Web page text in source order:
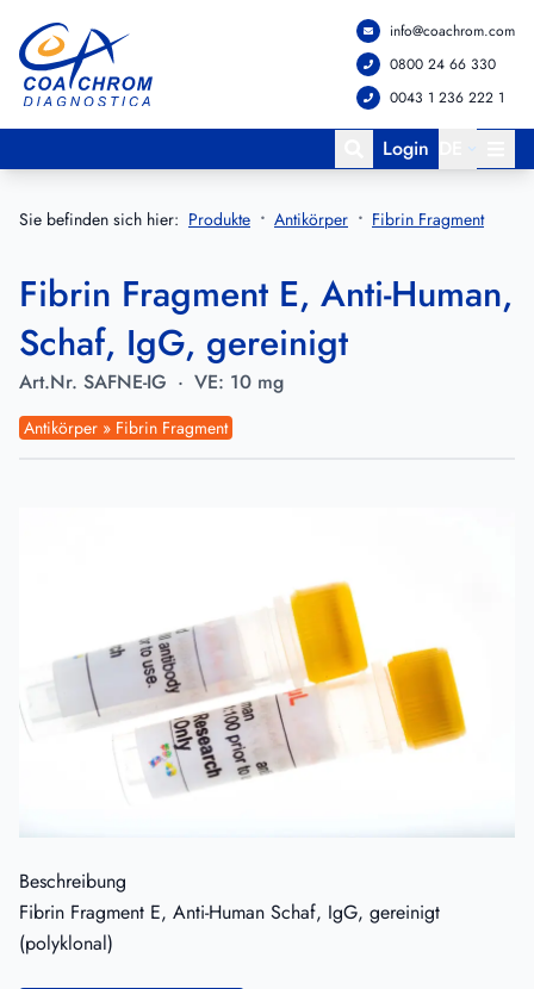
Zum Hauptmenü springen
Zum Hauptinhalt springen
info@coachrom.com
0800 24 66 330
0043 1 236 222 1
Login
Sie befinden sich hier: Produkte Antikörper Fibrin Fragment
Fibrin Fragment E, Anti-Human,
Schaf, IgG, gereinigt
Art.Nr. SAFNE-IG · VE: 10 mg
Antikörper » Fibrin Fragment
Beschreibung
Fibrin Fragment E, Anti-Human Schaf, IgG, gereinigt
(polyklonal)